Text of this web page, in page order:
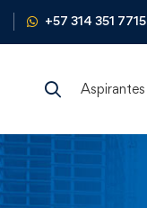
+57 314 351 7715
Aspirantes